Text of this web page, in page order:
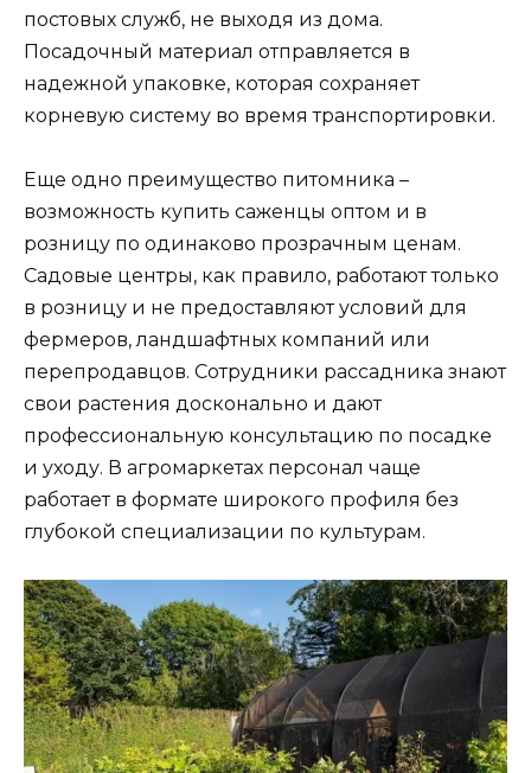
постовых служб, не выходя из дома.
Посадочный материал отправляется в
надежной упаковке, которая сохраняет
корневую систему во время транспортировки.
Еще одно преимущество питомника –
возможность купить саженцы оптом и в
розницу по одинаково прозрачным ценам.
Садовые центры, как правило, работают только
в розницу и не предоставляют условий для
фермеров, ландшафтных компаний или
перепродавцов. Сотрудники рассадника знают
свои растения досконально и дают
профессиональную консультацию по посадке
и уходу. В агромаркетах персонал чаще
работает в формате широкого профиля без
глубокой специализации по культурам.